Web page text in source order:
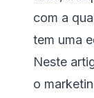
com a
tem uma
Neste
o